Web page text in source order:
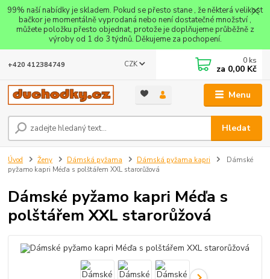
99% naší nabídky je skladem. Pokud se přesto stane , že některá velikost
bačkor je momentálně vyprodaná nebo není dostatečné množství ,
můžete položku přesto objednat, protože je doplňujeme průběžně z
výroby od 1 do 3 týdnů. Děkujeme za pochopení.
Menu
CZK
Hledat
+420 412384749 0 ks
za 0,00 Kč
Úvod Ženy Dámská pyžama Dámská pyžama kapri
Dámské
pyžamo kapri Méďa s polštářem XXL starorůžová
Dámské pyžamo kapri Méďa s
polštářem XXL starorůžová